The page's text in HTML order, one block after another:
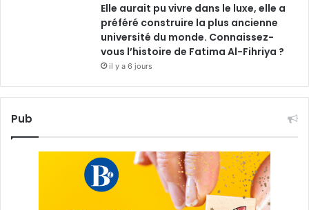
Elle aurait pu vivre dans le luxe, elle a
préféré construire la plus ancienne
université du monde. Connaissez-
vous l’histoire de Fatima Al-Fihriya ?
il y a 6 jours
Pub